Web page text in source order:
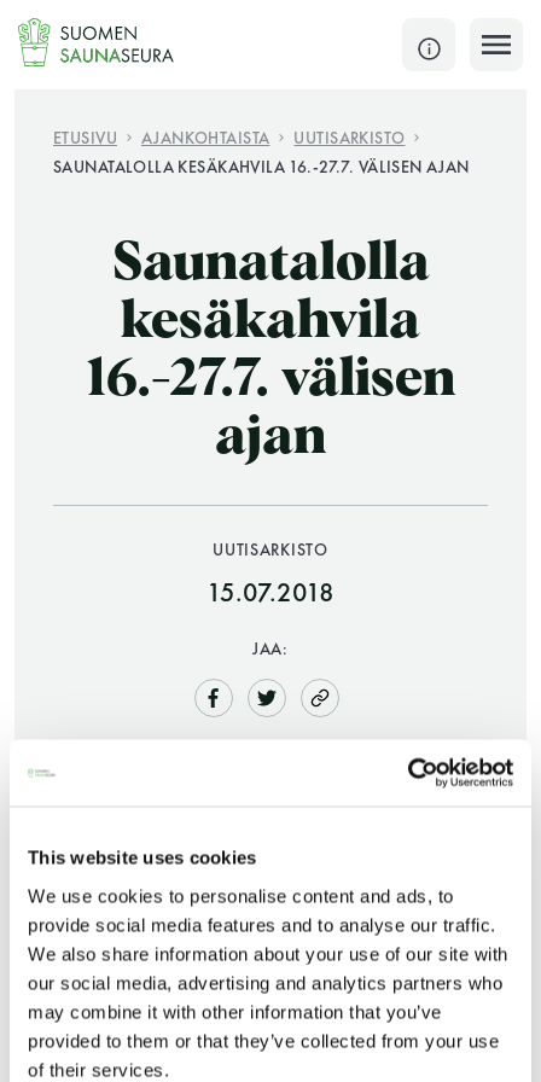
This website uses cookies
We use cookies to personalise content and ads, to
provide social media features and to analyse our traffic.
We also share information about your use of our site with
our social media, advertising and analytics partners who
may combine it with other information that you’ve
provided to them or that they’ve collected from your use
of their services.
Siirry
sisältöön
SULJE
KATSO TARKEMMAT AUKIOLOAJAT
JÄSENSIVUT
myös helatorstaina
-Naisten päivät ovat maanantai ja
torstai
ETUSIVU AJANKOHTAISTA
UUTISARKISTO
SAUNATALOLLA KESÄKAHVILA 16.-27.7. VÄLISEN AJAN
Saunatalolla
kesäkahvila
16.-27.7. välisen
ajan
UUTISARKISTO
15.07.2018
JAA:
Saunatalon kesätauon loppupuolella talolle
saapuu seuran jäsenten iloksi siirrettävä Juttusauna
ja samaan syssyyn aukeaa talolle myös
kesäkahvila, jota pitää talolta tuttu hieroja Jaana